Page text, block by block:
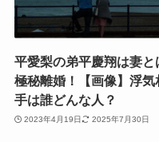
平愛梨の弟平慶翔は妻と
極秘離婚！【画像】浮気
手は誰どんな人？
2023年4月19日 2025年7月30日